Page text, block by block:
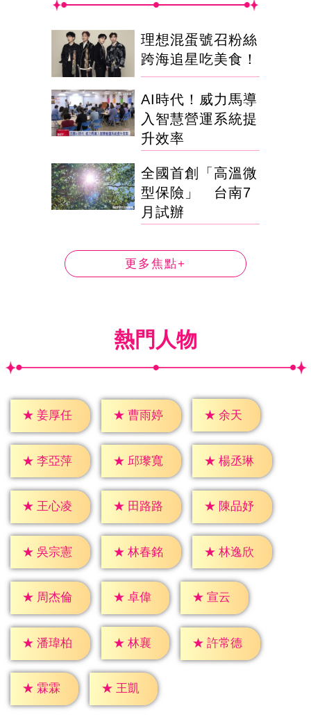
理想混蛋號召粉絲
跨海追星吃美食！
AI時代！威力馬導
入智慧營運系統提
升效率
全國首創「高溫微
型保險」 台南7
月試辦
更多焦點+
熱門人物
★ 姜厚任 ★ 曹雨婷 ★ 余天
★ 李亞萍 ★ 邱瓈寬 ★ 楊丞琳
★ 王心凌 ★ 田路路 ★ 陳品妤
★ 吳宗憲 ★ 林春銘 ★ 林逸欣
★ 周杰倫 ★ 卓偉 ★ 宣云
★ 潘瑋柏 ★ 林襄 ★ 許常德
★ 霖霖 ★ 王凱